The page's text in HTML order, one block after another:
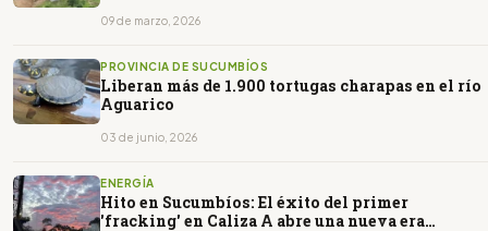
09 de marzo, 2026
PROVINCIA DE SUCUMBÍOS
Liberan más de 1.900 tortugas charapas en el río
Aguarico
03 de junio, 2026
ENERGÍA
Hito en Sucumbíos: El éxito del primer
'fracking' en Caliza A abre una nueva era